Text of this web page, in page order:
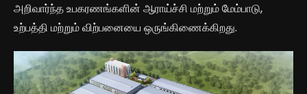
அறிவார்ந்த உபகரணங்களின் ஆராய்ச்சி மற்றும் மேம்பாடு,
உற்பத்தி மற்றும் விற்பனையை ஒருங்கிணைக்கிறது.